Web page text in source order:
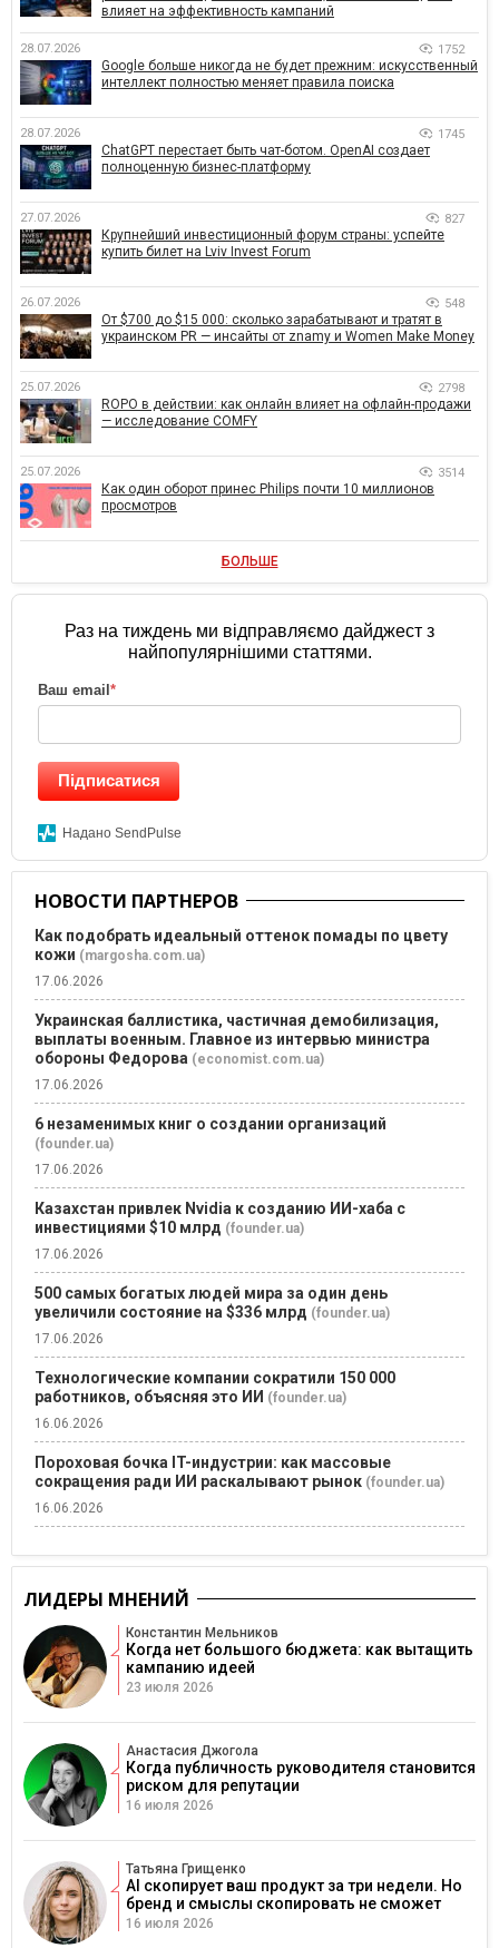
влияет на эффективность кампаний
28.07.2026 1752
Google больше никогда не будет прежним: искусственный
интеллект полностью меняет правила поиска
28.07.2026 1745
ChatGPT перестает быть чат-ботом. OpenAI создает
полноценную бизнес-платформу
27.07.2026 827
Крупнейший инвестиционный форум страны: успейте
купить билет на Lviv Invest Forum
26.07.2026 548
От $700 до $15 000: сколько зарабатывают и тратят в
украинском PR — инсайты от znamy и Women Make Money
25.07.2026 2798
ROPO в действии: как онлайн влияет на офлайн-продажи
— исследование COMFY
25.07.2026 3514
Как один оборот принес Philips почти 10 миллионов
просмотров
БОЛЬШЕ
Раз на тиждень ми відправляємо дайджест з
найпопулярнішими статтями.
Ваш email *
Підписатися
Надано SendPulse
НОВОСТИ ПАРТНЕРОВ
Как подобрать идеальный оттенок помады по цвету
кожи (margosha.com.ua)
17.06.2026
Украинская баллистика, частичная демобилизация,
выплаты военным. Главное из интервью министра
обороны Федорова (economist.com.ua)
17.06.2026
6 незаменимых книг о создании организаций
(founder.ua)
17.06.2026
Казахстан привлек Nvidia к созданию ИИ-хаба с
инвестициями $10 млрд (founder.ua)
17.06.2026
500 самых богатых людей мира за один день
увеличили состояние на $336 млрд (founder.ua)
17.06.2026
Технологические компании сократили 150 000
работников, объясняя это ИИ (founder.ua)
16.06.2026
Пороховая бочка IT-индустрии: как массовые
сокращения ради ИИ раскалывают рынок (founder.ua)
16.06.2026
ЛИДЕРЫ МНЕНИЙ
Константин Мельников
Когда нет большого бюджета: как вытащить
кампанию идеей
23 июля 2026
Анастасия Джогола
Когда публичность руководителя становится
риском для репутации
16 июля 2026
Татьяна Грищенко
AI скопирует ваш продукт за три недели. Но
бренд и смыслы скопировать не сможет
16 июля 2026